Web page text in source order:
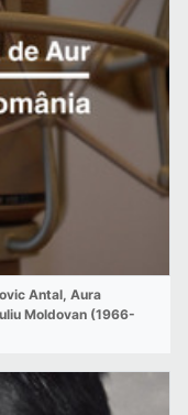
Antal, Aura
Moldovan (1966-